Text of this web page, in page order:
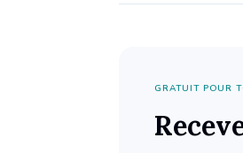
GRATUIT POUR